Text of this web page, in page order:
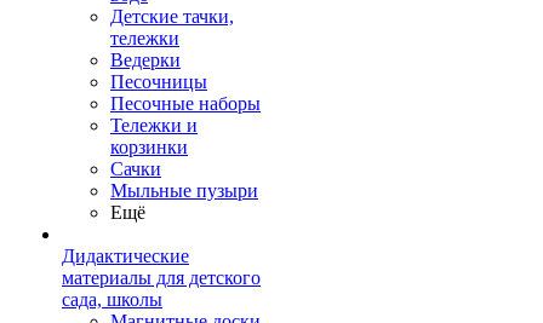
Детские тачки,
тележки
Ведерки
Песочницы
Песочные наборы
Тележки и
корзинки
Сачки
Мыльные пузыри
Ещё
Дидактические
материалы для детского
сада, школы